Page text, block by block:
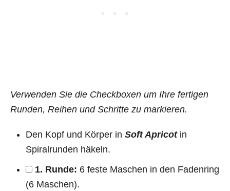
Verwenden Sie die Checkboxen um Ihre fertigen
Runden, Reihen und Schritte zu markieren.
Den Kopf und Körper in Soft Apricotin
Spiralrunden häkeln.
1. Runde: 6 feste Maschen in den Fadenring
(6 Maschen).